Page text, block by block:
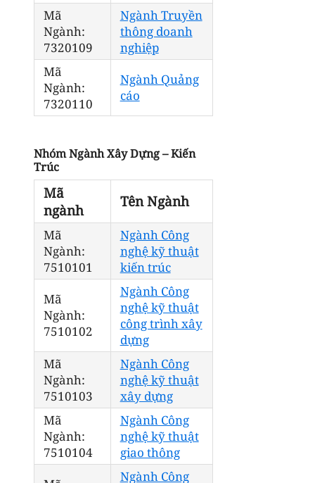
Mã
Ngành:
7320109
Ngành Truyền
thông doanh
nghiệp
Mã
Ngành:
7320110
Ngành Quảng
cáo
Nhóm Ngành Xây Dựng – Kiến
Trúc
Mã
ngành
Tên Ngành
Mã
Ngành:
7510101
Ngành Công
nghệ kỹ thuật
kiến trúc
Mã
Ngành:
7510102
Ngành Công
nghệ kỹ thuật
công trình xây
dựng
Mã
Ngành:
7510103
Ngành Công
nghệ kỹ thuật
xây dựng
Mã
Ngành:
7510104
Ngành Công
nghệ kỹ thuật
giao thông
Ngành Công